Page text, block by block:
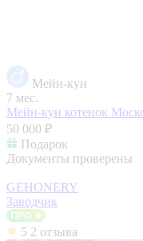
Мейн-кун
7 мес.
Мейн-кун котенок
50 000 ₽
Подарок
Документы проверены
GEHONERY
Заводчик
5 2 отзыва